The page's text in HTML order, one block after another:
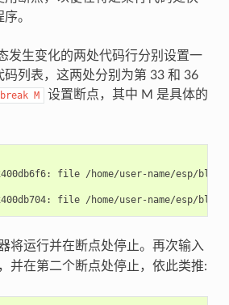
。
发生变化的两处代码行分别设置一
列表，这两处分别为第 33 和 36
break M
设置断点，其中 M 是具体的
file /home/user-name/esp/
将运行并在断点处停止。再次输入
并在第二个断点处停止，依此类推: